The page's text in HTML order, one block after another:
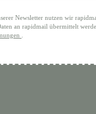
Newsletter nutzen wir
an rapidmail übermittelt